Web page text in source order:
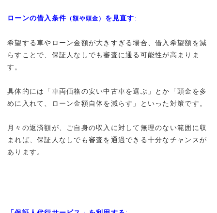
ローンの借入条件 （額や頭金） を見直す:
希望する車やローン金額が大きすぎる場合、借入希望額を減
らすことで、保証人なしでも審査に通る可能性が高まりま
す 。
具体的には「 車両価格の安い中古車を選ぶ 」とか「頭金を多
めに入れて、ローン金額自体を減らす 」といった対策です。
月々の返済額が、ご自身の収入に対して無理のない範囲に収
まれば、保証人なしでも審査を通過できる十分なチャンスが
あります。